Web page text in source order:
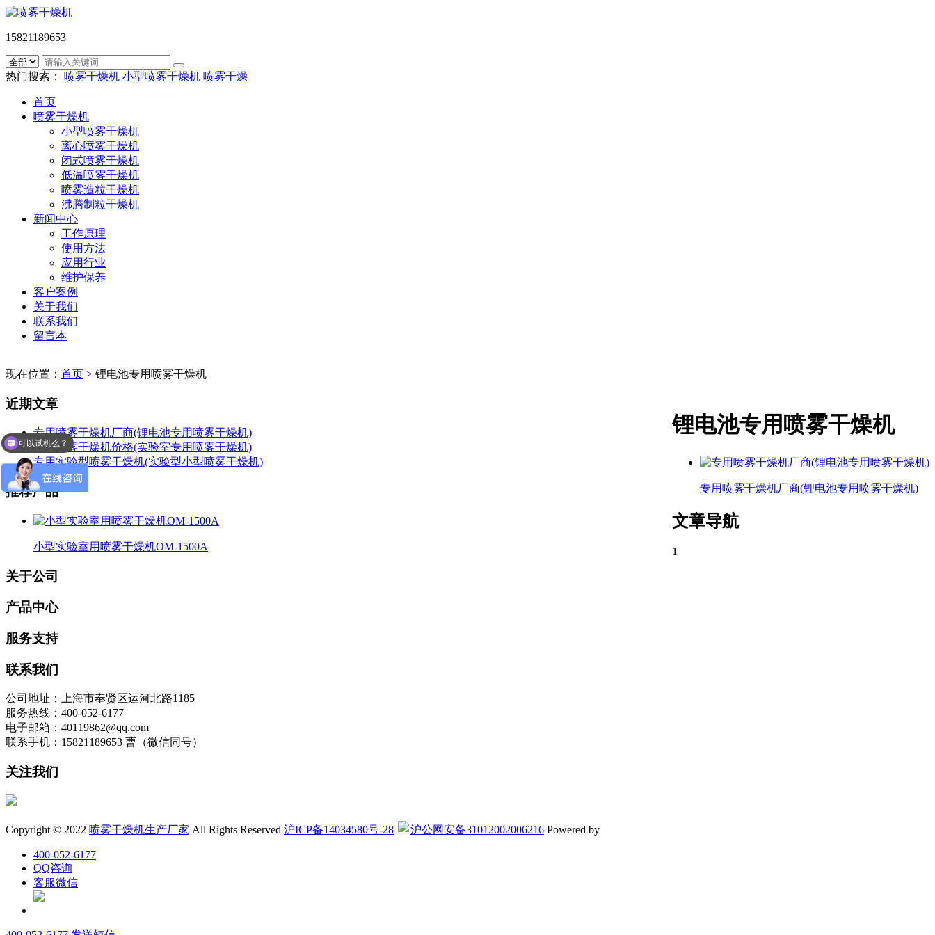
15821189653
热门搜索： 喷雾干燥机 小型喷雾干燥机 喷雾干燥
首页
喷雾干燥机
小型喷雾干燥机
离心喷雾干燥机
闭式喷雾干燥机
低温喷雾干燥机
喷雾造粒干燥机
沸腾制粒干燥机
新闻中心
工作原理
使用方法
应用行业
维护保养
客户案例
关于我们
联系我们
留言本
现在位置： 首页 > 锂电池专用喷雾干燥机
锂电池专用喷雾干燥机
专用喷雾干燥机厂商(锂电池专用喷雾干燥机)
文章导航
1
近期文章
专用喷雾干燥机厂商(锂电池专用喷雾干燥机)
专用喷雾干燥机价格(实验室专用喷雾干燥机)
专用实验型喷雾干燥机(实验型小型喷雾干燥机)
推荐产品
小型实验室用喷雾干燥机OM-1500A
关于公司
产品中心
服务支持
联系我们
公司地址：上海市奉贤区运河北路1185
服务热线：400-052-6177
电子邮箱：40119862@qq.com
联系手机：15821189653 曹（微信同号）
关注我们
Copyright © 2022 喷雾干燥机生产厂家 All Rights Reserved 沪ICP备14034580号-28 沪公网安备31012002006216 Powered by
400-052-6177
QQ咨询
客服微信
可以试机么？